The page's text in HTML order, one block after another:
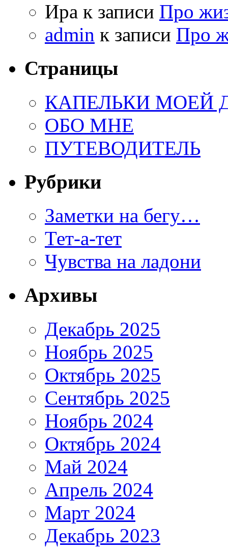
Ира к записи Про
admin к записи Про
Страницы
КАПЕЛЬКИ МОЕЙ
ОБО МНЕ
ПУТЕВОДИТЕЛЬ
Рубрики
Заметки на бегу…
Тет-а-тет
Чувства на ладони
Архивы
Декабрь 2025
Ноябрь 2025
Октябрь 2025
Сентябрь 2025
Ноябрь 2024
Октябрь 2024
Май 2024
Апрель 2024
Март 2024
Декабрь 2023